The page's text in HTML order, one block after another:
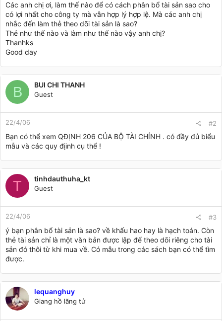
Các anh chị ơi, làm thế nào để có cách phân bổ tài sản sao cho
có lợi nhất cho công ty mà vẫn hợp lý hợp lệ. Mà các anh chị
nhắc đến làm thẻ theo dõi tài sản là sao?
Thẻ như thế nào và làm như thế nào vậy anh chị?
Thanhks
Good day
B BUI CHI THANH
Guest
22/4/06 #2
Bạn có thể xem QĐỊNH 206 CỦA BỘ TÀI CHÍNH . có đầy đủ biểu
mẫu và các quy địinh cụ thể !
T tinhdauthuha_kt
Guest
22/4/06 #3
ý bạn phân bổ tài sản là sao? về khấu hao hay là hạch toán. Còn
thẻ tài sản chỉ là một văn bản được lập để theo dõi riêng cho tài
sản đó thôi từ khi mua về. Có mẫu trong các sách bạn có thể tìm
được.
lequanghuy
Giang hồ lãng tử